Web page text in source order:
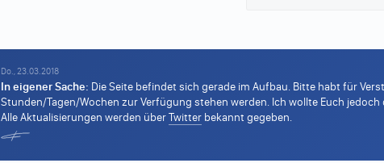
Do., 23.03.2018
In eigener Sache: Die Seite befindet sich gerade im Aufbau. Bitte habt für
Stunden/Tagen/Wochen zur Verfügung stehen werden. Ich wollte Euch
Alle Aktualisierungen werden überTwitter bekannt gegeben.